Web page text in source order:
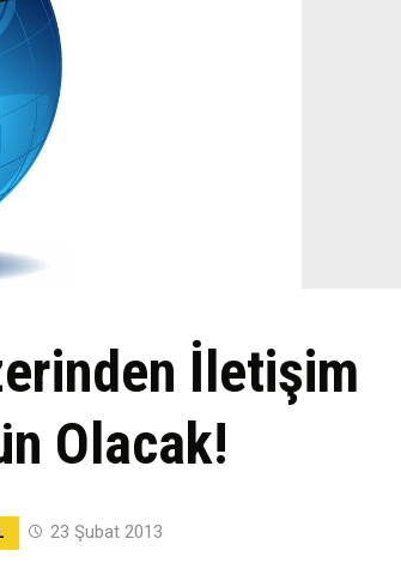
İletişim
Olacak!
23 Şubat 2013